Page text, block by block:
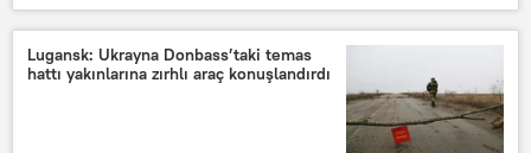
The Lancet
Karen Kwiatkowski
Ka-52
Ka-52 helikopteri
Stinger füzesi
Mi-28
Ukrayna
Tank
Slovenya
Hollanda
Obüs
Olaf Scholz
Christine Lambrecht
Lugansk: Ukrayna Donbass’taki temas
hattı yakınlarına zırhlı araç konuşlandırdı